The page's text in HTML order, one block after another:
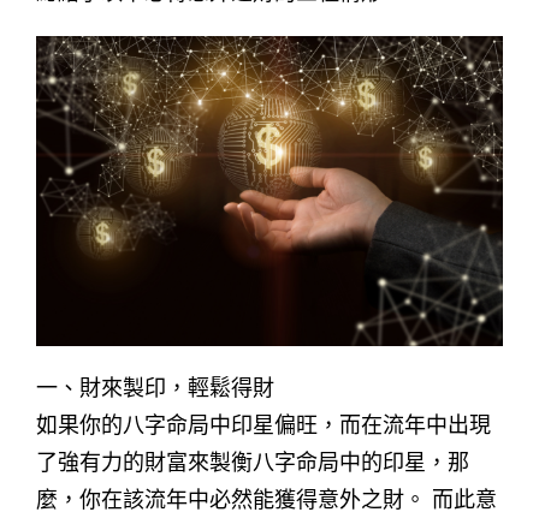
一、財來製印，輕鬆得財
如果你的八字命局中印星偏旺，而在流年中出現
了強有力的財富來製衡八字命局中的印星，那
麼，你在該流年中必然能獲得意外之財。 而此意